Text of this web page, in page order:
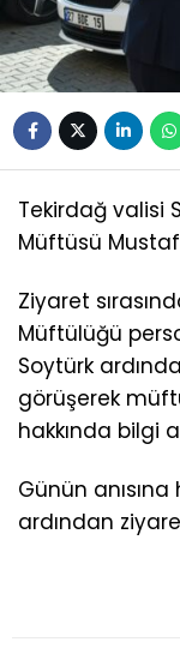
Tekirdağ valisi
Müftüsü
Ziyaret
Müftülüğü
Soytürk
görüşerek
hakkında bilgi
Günün
ardından